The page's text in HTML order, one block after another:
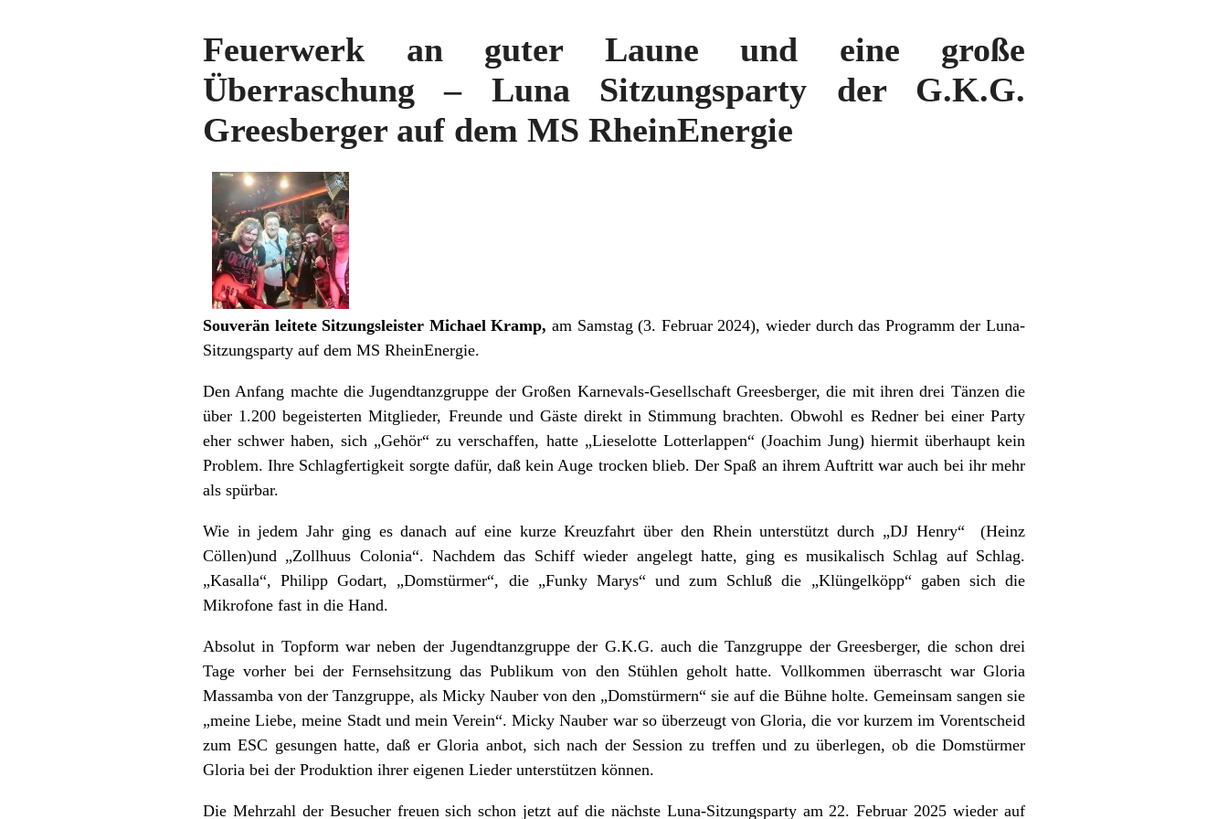
Feuerwerk an guter Laune und eine große
Überraschung – Luna Sitzungsparty der G.K.G.
Greesberger auf dem MS RheinEnergie
Souverän leitete Sitzungsleister Michael Kramp, am Samstag (3. Februar 2024), wieder durch das Programm der Luna-
Sitzungsparty auf dem MS RheinEnergie.
Den Anfang machte die Jugendtanzgruppe der Großen Karnevals-Gesellschaft Greesberger, die mit ihren drei Tänzen die
über 1.200 begeisterten Mitglieder, Freunde und Gäste direkt in Stimmung brachten. Obwohl es Redner bei einer Party
eher schwer haben, sich „Gehör“ zu verschaffen, hatte „Lieselotte Lotterlappen“ (Joachim Jung) hiermit überhaupt kein
Problem. Ihre Schlagfertigkeit sorgte dafür, daß kein Auge trocken blieb. Der Spaß an ihrem Auftritt war auch bei ihr mehr
als spürbar.
Wie in jedem Jahr ging es danach auf eine kurze Kreuzfahrt über den Rhein unterstützt durch „DJ Henry“ (Heinz
Cöllen)und „Zollhuus Colonia“. Nachdem das Schiff wieder angelegt hatte, ging es musikalisch Schlag auf Schlag.
„Kasalla“, Philipp Godart, „Domstürmer“, die „Funky Marys“ und zum Schluß die „Klüngelköpp“ gaben sich die
Mikrofone fast in die Hand.
Absolut in Topform war neben der Jugendtanzgruppe der G.K.G. auch die Tanzgruppe der Greesberger, die schon drei
Tage vorher bei der Fernsehsitzung das Publikum von den Stühlen geholt hatte. Vollkommen überrascht war Gloria
Massamba von der Tanzgruppe, als Micky Nauber von den „Domstürmern“ sie auf die Bühne holte. Gemeinsam sangen sie
„meine Liebe, meine Stadt und mein Verein“. Micky Nauber war so überzeugt von Gloria, die vor kurzem im Vorentscheid
zum ESC gesungen hatte, daß er Gloria anbot, sich nach der Session zu treffen und zu überlegen, ob die Domstürmer
Gloria bei der Produktion ihrer eigenen Lieder unterstützen können.
Die Mehrzahl der Besucher freuen sich schon jetzt auf die nächste Luna-Sitzungsparty am 22. Februar 2025 wieder auf